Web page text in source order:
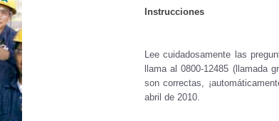
Instrucciones
Lee cuidadosamente las
llama al 0800-12485 (llamada
son correctas,
abril de 2010.